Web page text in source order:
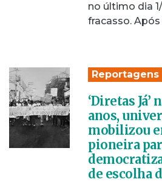
no último dia
fracasso.
Reportagens
‘Diretas Já’
anos,
mobilizou
pioneira
de escolha